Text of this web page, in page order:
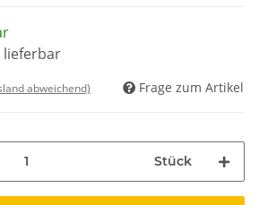
lieferbar
abweichend) Frage zum Artikel
Stück